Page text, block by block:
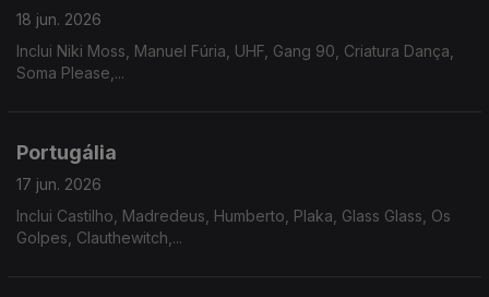
18 jun. 2026
Inclui Niki Moss, Manuel Fúria, UHF, Gang 90, Criatura Dança,
Soma Please,...
Portugália
17 jun. 2026
Inclui Castilho, Madredeus, Humberto, Plaka, Glass Glass, Os
Golpes, Clauthewitch,...